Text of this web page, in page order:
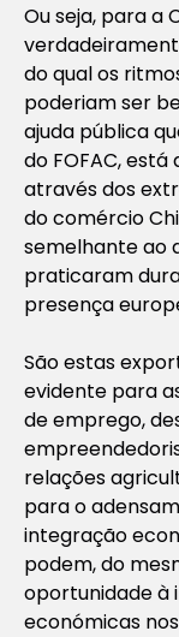
Ou seja, para a
do qual os
poderiam ser
ajuda pública
do FOFAC,
através dos
do comércio
semelhante ao
praticaram
presença
São estas
evidente para
de emprego,
relações
para o
integração
podem, do
oportunidade à
económicas